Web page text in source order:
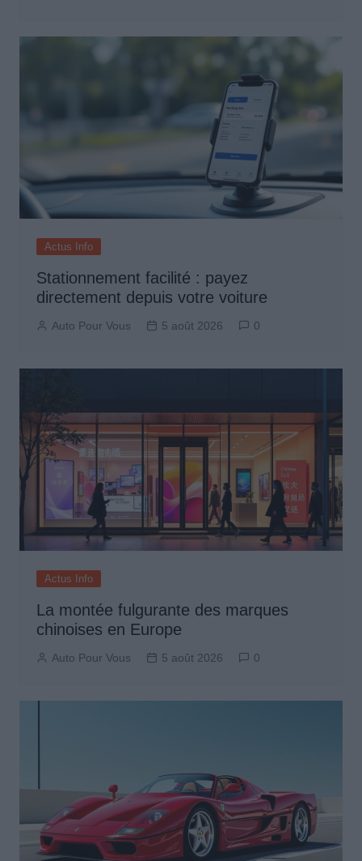
Actus Info
Stationnement facilité : payez
directement depuis votre voiture
Auto Pour Vous 5 août 2026 0
Actus Info
La montée fulgurante des marques
chinoises en Europe
Auto Pour Vous 5 août 2026 0